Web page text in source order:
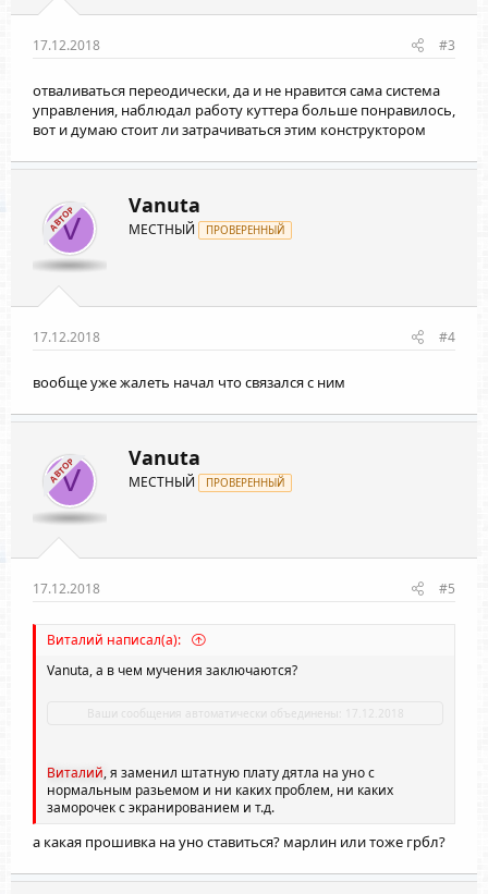
17.12.2018 #3
отваливаться переодически, да и не нравится сама система
управления, наблюдал работу куттера больше понравилось,
вот и думаю стоит ли затрачиваться этим конструктором
АВТОР
V
Vanuta
МЕСТНЫЙ ПРОВЕРЕННЫЙ
17.12.2018 #4
вообще уже жалеть начал что связался с ним
АВТОР
V
Vanuta
МЕСТНЫЙ ПРОВЕРЕННЫЙ
17.12.2018 #5
Виталий написал(а):
Vanuta, а в чем мучения заключаются?
Ваши сообщения автоматически объединены: 17.12.2018
Виталий, я заменил штатную плату дятла на уно с
нормальным разьемом и ни каких проблем, ни каких
заморочек с экранированием и т.д.
а какая прошивка на уно ставиться? марлин или тоже грбл?